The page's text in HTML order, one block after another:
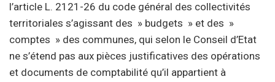
l’article L. 2121-26 du code général des collectivités
territoriales s’agissant des » budgets » et des »
comptes » des communes, qui selon le Conseil d’Etat
ne s’étend pas aux pièces justificatives des opérations
et documents de comptabilité qu’il appartient à